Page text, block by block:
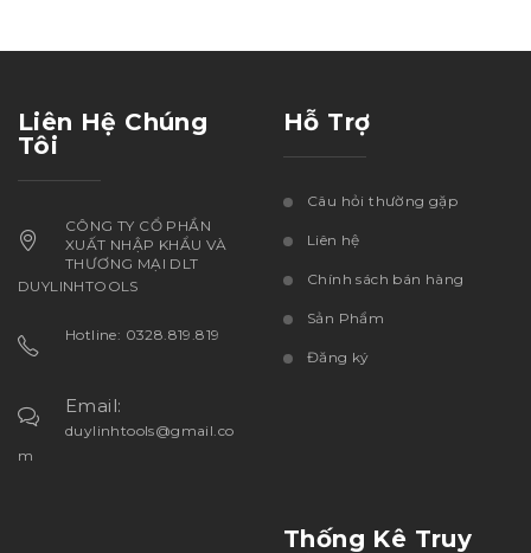
Liên Hệ Chúng
Tôi
CÔNG TY CỔ PHẦN
XUẤT NHẬP KHẨU VÀ
THƯƠNG MẠI DLT
DUYLINHTOOLS
Hotline: 0328.819.819
Email:
duylinhtools@gmail.co
m
Hỗ Trợ
Câu hỏi thường gặp
Liên hệ
Chính sách bán hàng
Sản Phẩm
Đăng ký
Thống Kê Truy